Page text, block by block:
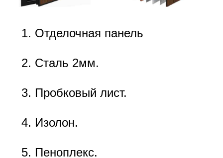
Отделочная панель
Сталь 2мм.
Пробковый лист.
Изолон.
Пеноплекс.